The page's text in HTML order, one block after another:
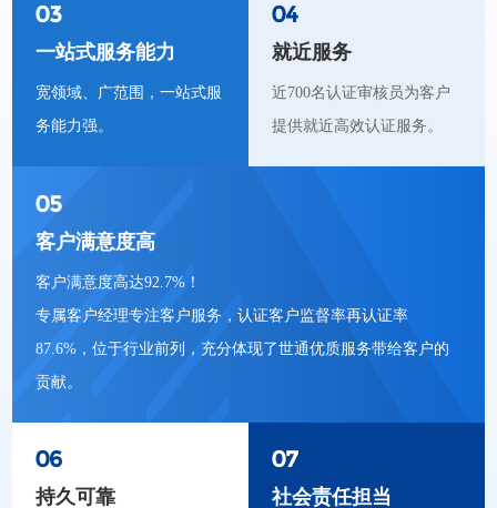
03
一站式服务能力
宽领域、广范围，一站式服
务能力强。
04
就近服务
近700名认证审核员为客户
提供就近高效认证服务。
05
客户满意度高
客户满意度高达92.7%！
专属客户经理专注客户服务，认证客户监督率再认证率
87.6%，位于行业前列，充分体现了世通优质服务带给客户的
贡献。
06
持久可靠
07
社会责任担当